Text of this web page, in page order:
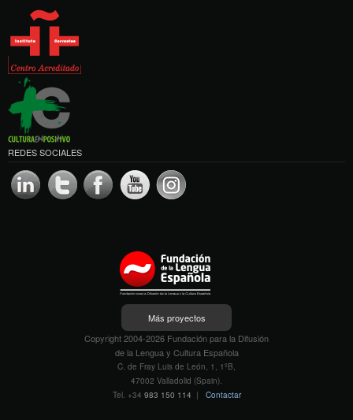
REDES SOCIALES
Más proyectos
Copyright 2004-2026 Fundación para la Difusión
de la Lengua y Cultura Española
C. de Fray Luis de León, 1, 1ºB,
47002 Valladolid (Spain).
Tel. +34 983 150 114 | Contactar